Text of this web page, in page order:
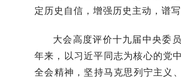
定历史自信，增强历史主动，谱
大会高度评价十九届中央委
年来，以习近平同志为核心的党
全会精神，坚持马克思列宁主义